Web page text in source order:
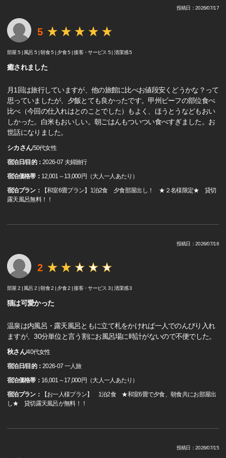
投稿日：2026/07/17
5
部屋 5 | 風呂 5 |朝食 5 | 夕食 5 |接客・サービス 5 |清潔感 5
癒されました
月1回は旅行していますが、他の旅館に比べお値段安くどうかな？って
思っていましたが、夕飯とても良かったです。甲州ビーフの部位食べ
比べ（今回の仕入れはとのことでした）もよく、ほうとうなどもおい
しかった。白米もおいしい。朝ごはんもついつい食べすぎました。お
世話になりました。
シカさん/50代女性
宿泊日/目的：2026-07 夫婦旅行
宿泊価格帯： 12,001～13,000円（大人一人あたり）
宿泊プラン：
【和室6畳プラン】1泊2食 夕食部屋出し！ ★２名様限定★ 貸切
露天風呂無料！！
投稿日：2026/07/16
2
部屋 2 | 風呂 2 |朝食 2 | 夕食 2 |接客・サービス 3 |清潔感 3
猫は可愛かった
温泉は内風呂・露天風呂ともに立て札をかければ一人でのんびり入れ
ますが、30分単位と言う割にお風呂場に時計がないので不便でした。
秋さん/40代女性
宿泊日/目的：2026-07 一人旅
宿泊価格帯： 16,001～17,000円（大人一人あたり）
宿泊プラン：
【お一人様プラン】 1泊2食 ★和室6畳で夕食、朝食共にお部屋出
し★ 貸切露天風呂が無料！！
投稿日：2026/07/15